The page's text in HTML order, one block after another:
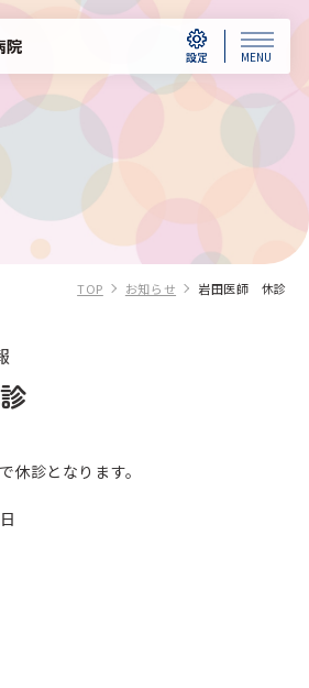
設定 MENU
TOP お知らせ 岩田医師 休診
休診となります。